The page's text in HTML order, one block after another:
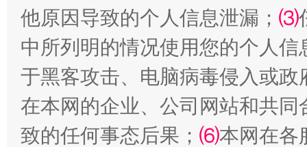
他原因导致的个人信息泄漏； ⑶
中所列明的情况使用您的个人
于黑客攻击、电脑病毒侵入或
在本网的企业、公司网站和共
致的任何事态后果； ⑹本网在各